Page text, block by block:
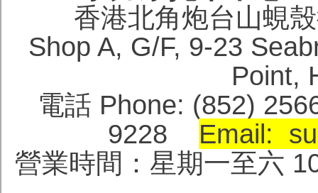
香港北角炮台山蜆
Shop A, G/F, 9-23
電話 Phone: (852)
9228 Email:
營業時間：星期一至六